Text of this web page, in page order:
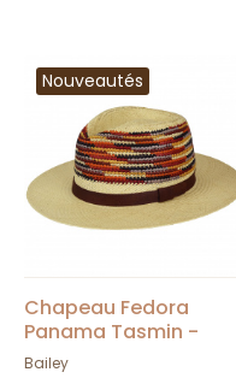
Nouveautés
Chapeau Fedora
Panama Tasmin -
Bailey
Bailey